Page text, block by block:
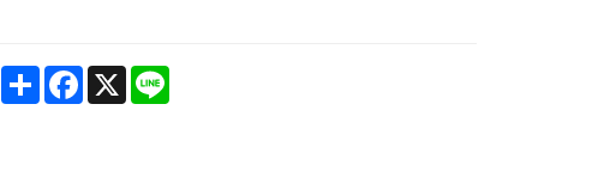
ShareFacebook
X Line